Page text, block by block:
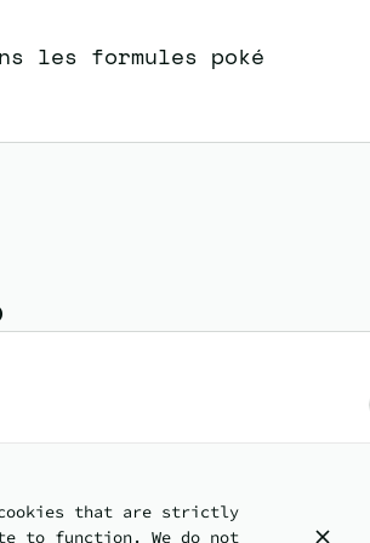
les formules poké
that are strictly
to function. We do not